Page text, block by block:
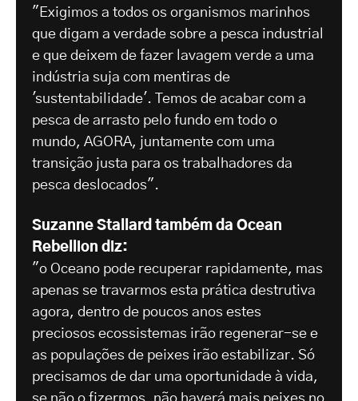
"Exigimos a todos os organismos marinhos
que digam a verdade sobre a pesca industrial
e que deixem de fazer lavagem verde a uma
indústria suja com mentiras de
'sustentabilidade'. Temos de acabar com a
pesca de arrasto pelo fundo em todo o
mundo, AGORA, juntamente com uma
transição justa para os trabalhadores da
pesca deslocados".
Suzanne Stallard também da Ocean
Rebellion diz:
"o Oceano pode recuperar rapidamente, mas
apenas se travarmos esta prática destrutiva
agora, dentro de poucos anos estes
preciosos ecossistemas irão regenerar-se e
as populações de peixes irão estabilizar. Só
precisamos de dar uma oportunidade à vida,